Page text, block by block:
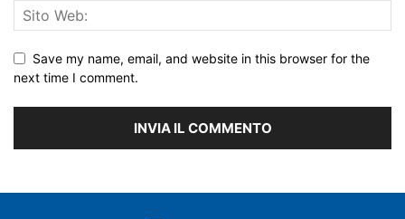
Save my name, email, and website in this browser for the
next time I comment.